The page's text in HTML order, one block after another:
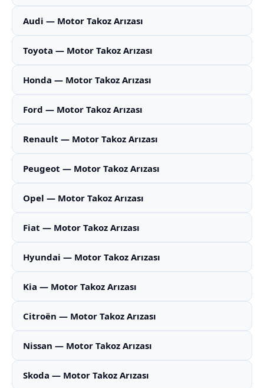
Audi — Motor Takoz Arızası
Toyota — Motor Takoz Arızası
Honda — Motor Takoz Arızası
Ford — Motor Takoz Arızası
Renault — Motor Takoz Arızası
Peugeot — Motor Takoz Arızası
Opel — Motor Takoz Arızası
Fiat — Motor Takoz Arızası
Hyundai — Motor Takoz Arızası
Kia — Motor Takoz Arızası
Citroën — Motor Takoz Arızası
Nissan — Motor Takoz Arızası
Skoda — Motor Takoz Arızası